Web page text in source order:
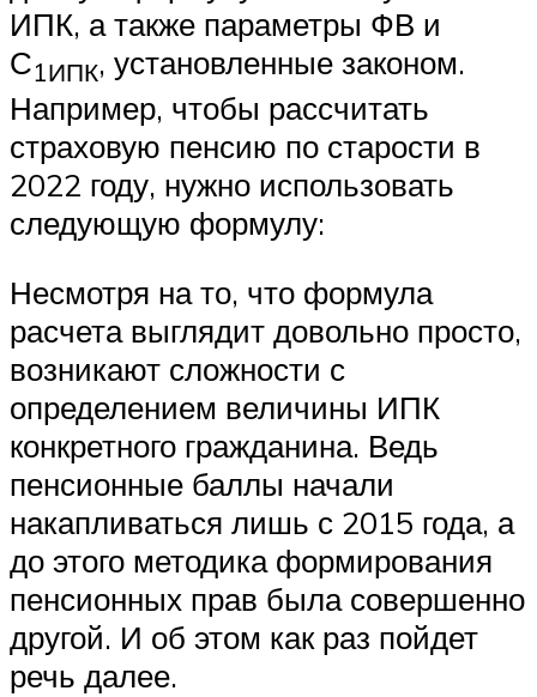
ИПК, а также параметры ФВ и
С1ИПК, установленные законом.
Например, чтобы рассчитать
страховую пенсию по старости в
2022 году, нужно использовать
следующую формулу:
Несмотря на то, что формула
расчета выглядит довольно просто,
возникают сложности с
определением величины ИПК
конкретного гражданина. Ведь
пенсионные баллы начали
накапливаться лишь с 2015 года, а
до этого методика формирования
пенсионных прав была совершенно
другой. И об этом как раз пойдет
речь далее.